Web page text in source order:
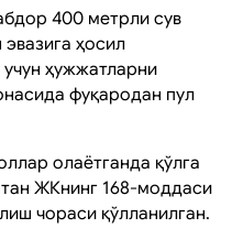
400 метрли сув
ҳосил
ҳужжатларни
фуқародан пул
олаётганда қўлга
ЖКнинг 168-моддаси
чораси қўлланилган.